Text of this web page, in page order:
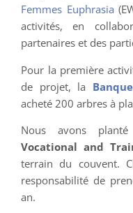
Femmes Euphrasia
activités, en
partenaires et des
Pour la première
de projet, la
acheté 200 arbres à
Nous avons
Vocational andT
terrain du couvent.
responsabilité de
an.